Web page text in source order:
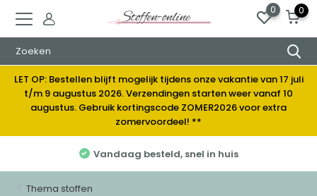
0 0
LET OP: Bestellen blijft mogelijk tijdens onze vakantie van 17 juli
t/m 9 augustus 2026. Verzendingen starten weer vanaf 10
augustus. Gebruik kortingscode ZOMER2026 voor extra
zomervoordeel! **
Elke week nieuwe
Thema stoffen